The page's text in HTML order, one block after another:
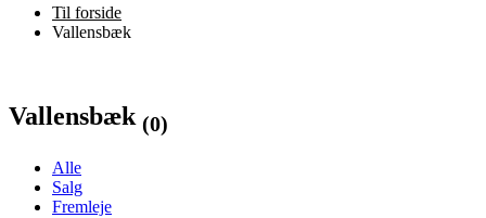
Til forside
Vallensbæk
Vallensbæk (0)
Alle
Salg
Fremleje